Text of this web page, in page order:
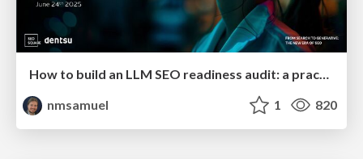
How to build an LLM SEO readiness audit: a practical framework
nmsamuel
1 820